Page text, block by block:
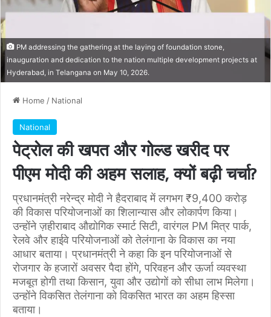
PM addressing the gathering at the laying of foundation stone,
inauguration and dedication to the nation multiple development projects at
Hyderabad, in Telangana on May 10, 2026.
Home / National
National
पेट्रोल की खपत और गोल्ड खरीद पर
पीएम मोदी की अहम सलाह, क्यों बढ़ी चर्चा?
प्रधानमंत्री नरेन्द्र मोदी ने हैदराबाद में लगभग ₹9,400 करोड़
की विकास परियोजनाओं का शिलान्यास और लोकार्पण किया।
उन्होंने ज़हीराबाद औद्योगिक स्मार्ट सिटी, वारंगल PM मित्र पार्क,
रेलवे और हाईवे परियोजनाओं को तेलंगाना के विकास का नया
आधार बताया। प्रधानमंत्री ने कहा कि इन परियोजनाओं से
रोजगार के हजारों अवसर पैदा होंगे, परिवहन और ऊर्जा व्यवस्था
मजबूत होगी तथा किसान, युवा और उद्योगों को सीधा लाभ मिलेगा।
उन्होंने विकसित तेलंगाना को विकसित भारत का अहम हिस्सा
बताया।